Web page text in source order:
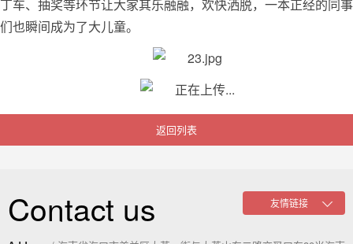
丁车、抽奖等环节让大家其乐融融，欢快洒脱，一本正经的同事
们也瞬间成为了大儿童。
返回列表
Contact us